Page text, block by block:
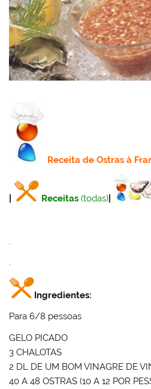
Receitade Ostras à
Receitas (todas)
.
.
Ingredientes:
Para 6/8 pessoas
GELO PICADO
3 CHALOTAS
2 DL DE UM BOM VINAGRE DE
40 A 48 OSTRAS (10 A 12 POR